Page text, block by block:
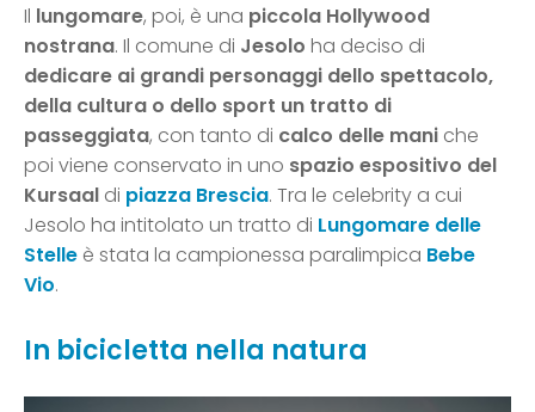
Il lungomare, poi, è una piccola Hollywood
nostrana. Il comune di Jesolo ha deciso di
dedicare ai grandi personaggi dello spettacolo,
della cultura o dello sport un tratto di
passeggiata, con tanto di calco delle mani che
poi viene conservato in uno spazio espositivo del
Kursaal di piazza Brescia. Tra le celebrity a cui
Jesolo ha intitolato un tratto di Lungomare delle
Stelle è stata la campionessa paralimpica Bebe
Vio.
In bicicletta nella natura